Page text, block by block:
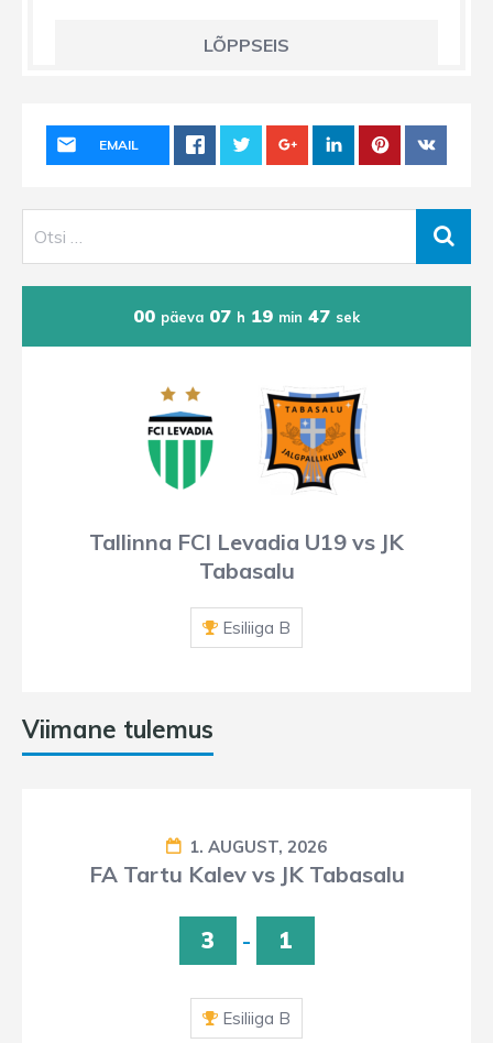
LÕPPSEIS
EMAIL
00 päeva 07 h 19 min 47 sek
Tallinna FCI Levadia U19 vs JK
Tabasalu
Esiliiga B
Viimane tulemus
1. AUGUST, 2026
FA Tartu Kalev vs JK Tabasalu
3 - 1
Esiliiga B